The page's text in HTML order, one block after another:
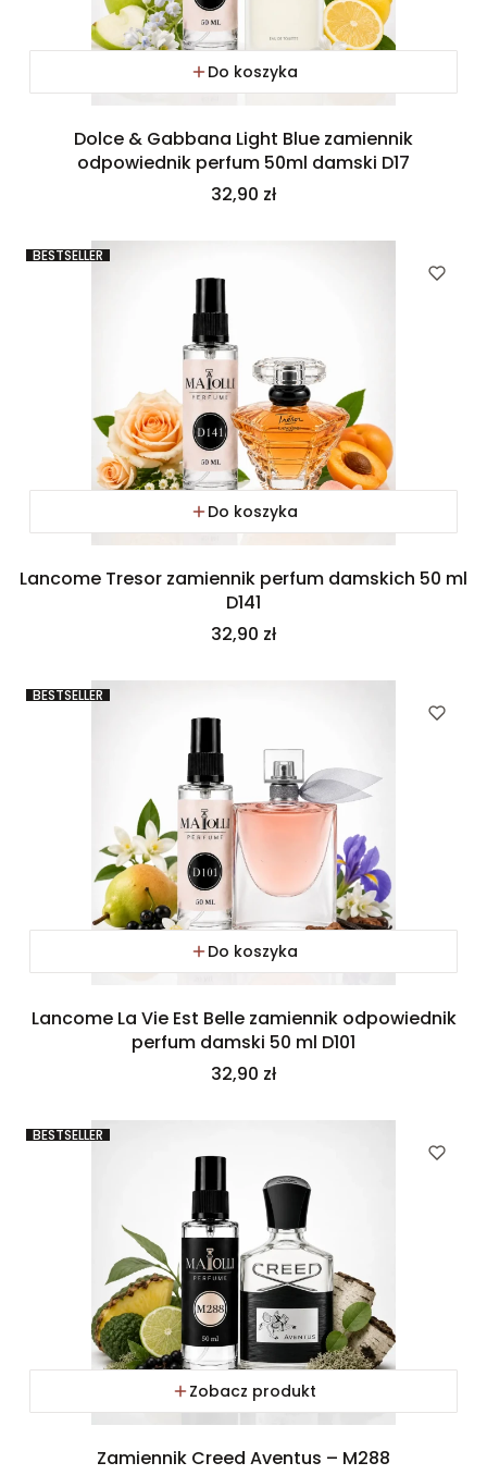
Do koszyka
Dolce & Gabbana Light Blue zamiennik
odpowiednik perfum 50ml damski D17
Cena
32,90 zł
BESTSELLER
Do koszyka
Lancome Tresor zamiennik perfum damskich 50 ml
D141
Cena
32,90 zł
BESTSELLER
Do koszyka
Lancome La Vie Est Belle zamiennik odpowiednik
perfum damski 50 ml D101
Cena
32,90 zł
BESTSELLER
Zobacz produkt
Zamiennik Creed Aventus – M288